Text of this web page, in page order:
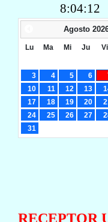
RECEPTOR
8:04:13
Agosto
Lu Ma Mi Ju Vi
3
4 5 6
10
11 12 13
17
18 19 20
24
25 26 27
31